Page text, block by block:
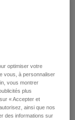
optimiser votre
vous, à personnaliser
vous montrer
plus
« Accepter et
ainsi que nos
des informations sur